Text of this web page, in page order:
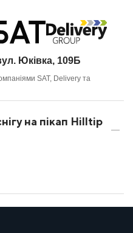
Юківка, 109Б
SAT, Delivery та
на пікап Hilltip